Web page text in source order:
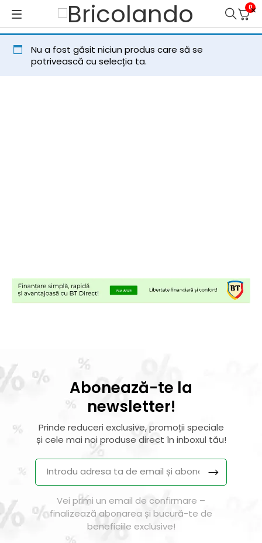
0
Nu a fost găsit niciun produs care să se
potrivească cu selecția ta.
Abonează-te la
newsletter!
Prinde reduceri exclusive, promoții speciale
și cele mai noi produse direct în inboxul tău!
Vei primi un email de confirmare –
finalizează abonarea și bucură-te de
beneficiile exclusive!